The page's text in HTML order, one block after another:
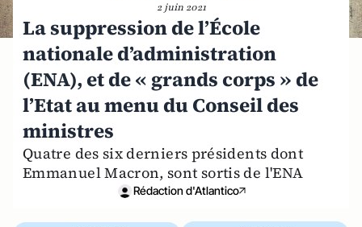
2 juin 2021
La suppression de l’École
nationale d’administration
(ENA), et de « grands corps » de
l’Etat au menu du Conseil des
ministres
Quatre des six derniers présidents dont
Emmanuel Macron, sont sortis de l'ENA
Rédaction d'Atlantico